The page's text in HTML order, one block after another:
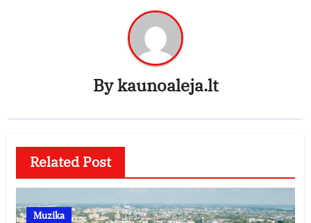
Bykaunoaleja.lt
Related Post
Muzika